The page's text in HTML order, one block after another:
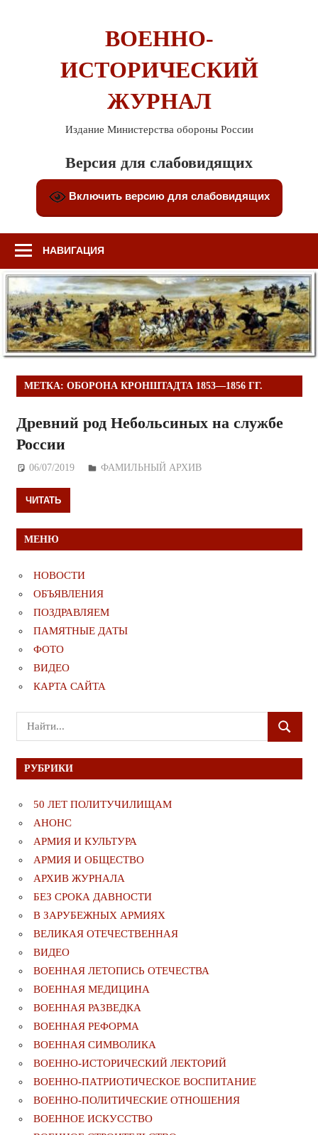
ВОЕННО-
ИСТОРИЧЕСКИЙ
ЖУРНАЛ
Издание Министерства обороны России
Версия для слабовидящих
Включить версию для слабовидящих
НАВИГАЦИЯ
МЕТКА: ОБОРОНА КРОНШТАДТА 1853—1856 ГГ.
Древний род Небольсиных на службе
России
06/07/2019 Дежурный по Редакции
ФАМИЛЬНЫЙ АРХИВ
ЧИТАТЬ
МЕНЮ
НОВОСТИ
ОБЪЯВЛЕНИЯ
ПОЗДРАВЛЯЕМ
ПАМЯТНЫЕ ДАТЫ
ФОТО
ВИДЕО
КАРТА САЙТА
Поиск
для:
ПОИСК
РУБРИКИ
50 ЛЕТ ПОЛИТУЧИЛИЩАМ
АНОНС
АРМИЯ И КУЛЬТУРА
АРМИЯ И ОБЩЕСТВО
АРХИВ ЖУРНАЛА
БЕЗ СРОКА ДАВНОСТИ
В ЗАРУБЕЖНЫХ АРМИЯХ
ВЕЛИКАЯ ОТЕЧЕСТВЕННАЯ
ВИДЕО
ВОЕННАЯ ЛЕТОПИСЬ ОТЕЧЕСТВА
ВОЕННАЯ МЕДИЦИНА
ВОЕННАЯ РАЗВЕДКА
ВОЕННАЯ РЕФОРМА
ВОЕННАЯ СИМВОЛИКА
ВОЕННО-ИСТОРИЧЕСКИЙ ЛЕКТОРИЙ
ВОЕННО-ПАТРИОТИЧЕСКОЕ ВОСПИТАНИЕ
ВОЕННО-ПОЛИТИЧЕСКИE ОТНОШЕНИЯ
ВОЕННОЕ ИСКУССТВО